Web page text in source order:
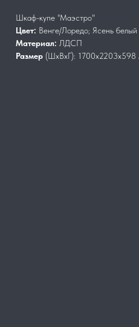
Шкаф-купе "Маэстро"
Цвет: Венге/Лоредо; Ясень белый
Материал: ЛДСП
Размер (ШхВхГ): 1700х2203х598